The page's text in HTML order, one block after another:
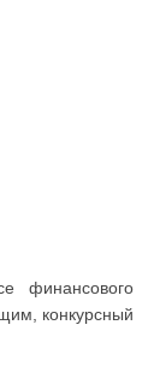
финансового
конкурсный